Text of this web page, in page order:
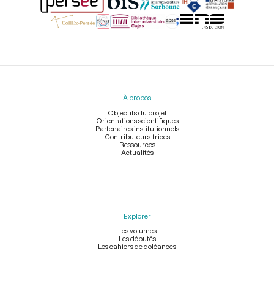
Menu
À propos
Objectifs du projet
Orientations scientifiques
Partenaires institutionnels
Contributeurs-trices
Ressources
Actualités
Explorer
Les volumes
Les députés
Les cahiers de doléances